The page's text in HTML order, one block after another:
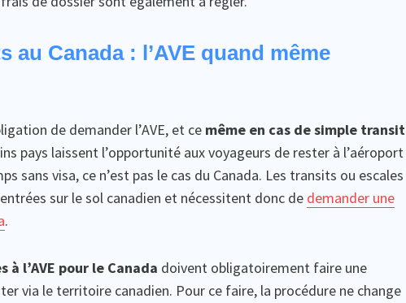
au Canada : l’AVE quand même
de demander l’AVE, et ce même en cas de simple transit
pays laissent l’opportunité aux voyageurs de rester à l’aéroport
sans visa, ce n’est pas le cas du Canada. Les transits ou escales
sur le sol canadien et nécessitent donc de demander une
.
l’AVE pour le Canada doivent obligatoirement faire une
via le territoire canadien. Pour ce faire, la procédure ne change